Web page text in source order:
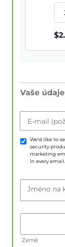
$
Vaše údaje
E-mail
We'd like to
security
marketing
in every
Jméno na
Země